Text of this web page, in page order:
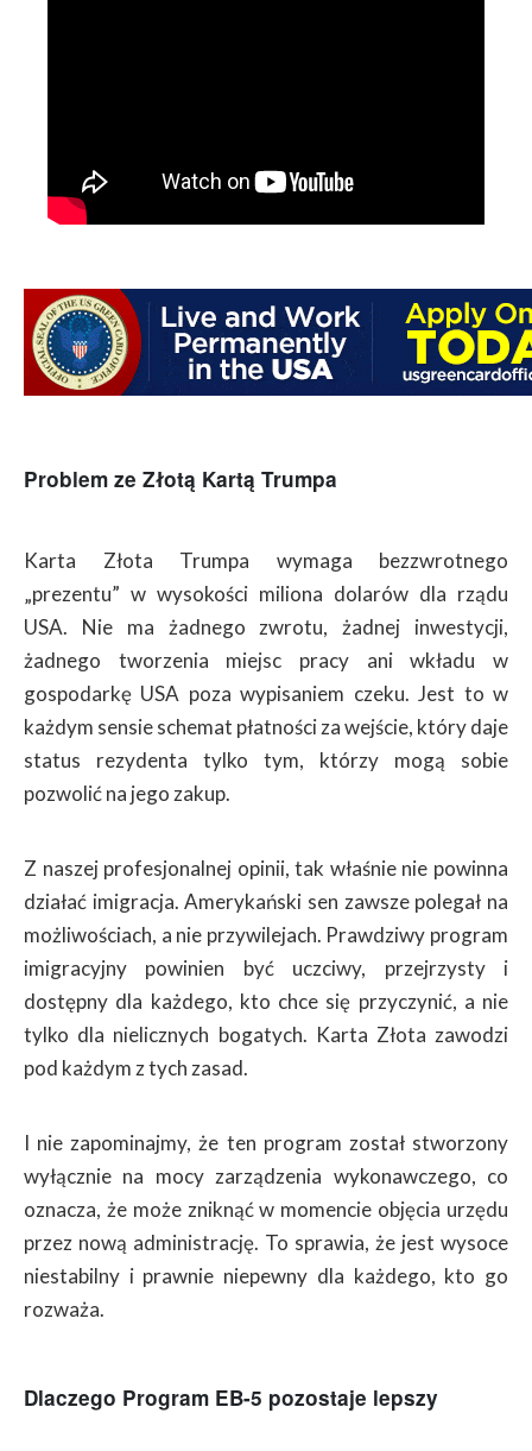
Problem ze Złotą Kartą Trumpa
Karta Złota Trumpa wymaga bezzwrotnego
„prezentu” w wysokości miliona dolarów dla rządu
USA. Nie ma żadnego zwrotu, żadnej inwestycji,
żadnego tworzenia miejsc pracy ani wkładu w
gospodarkę USA poza wypisaniem czeku. Jest to w
każdym sensie schemat płatności za wejście, który daje
status rezydenta tylko tym, którzy mogą sobie
pozwolić na jego zakup.
Z naszej profesjonalnej opinii, tak właśnie nie powinna
działać imigracja. Amerykański sen zawsze polegał na
możliwościach, a nie przywilejach. Prawdziwy program
imigracyjny powinien być uczciwy, przejrzysty i
dostępny dla każdego, kto chce się przyczynić, a nie
tylko dla nielicznych bogatych. Karta Złota zawodzi
pod każdym z tych zasad.
I nie zapominajmy, że ten program został stworzony
wyłącznie na mocy zarządzenia wykonawczego, co
oznacza, że może zniknąć w momencie objęcia urzędu
przez nową administrację. To sprawia, że jest wysoce
niestabilny i prawnie niepewny dla każdego, kto go
rozważa.
Dlaczego Program EB-5 pozostaje lepszy